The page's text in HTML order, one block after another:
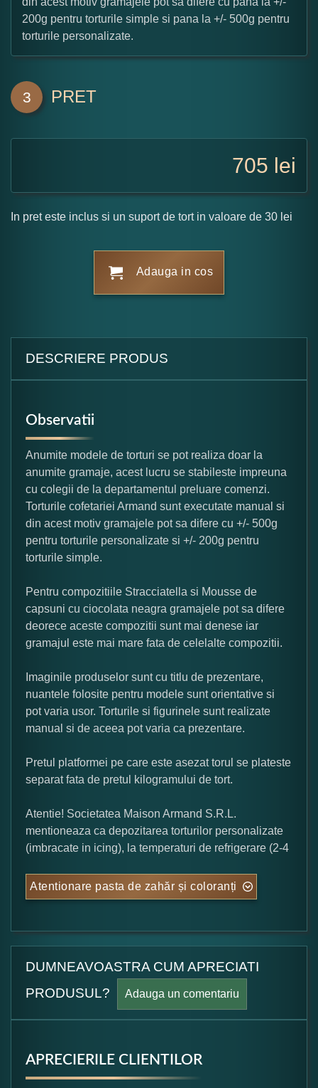
200g pentru torturile simple si pana la +/- 500g pentru
torturile personalizate.
3 PRET
705 lei
In pret este inclus si un suport de tort in valoare de 30 lei
Adauga in cos
DESCRIERE PRODUS
Observatii
Anumite modele de torturi se pot realiza doar la
anumite gramaje, acest lucru se stabileste impreuna
cu colegii de la departamentul preluare comenzi.
Torturile cofetariei Armand sunt executate manual si
din acest motiv gramajele pot sa difere cu +/- 500g
pentru torturile personalizate si +/- 200g pentru
torturile simple.
Pentru compozitiile Stracciatella si Mousse de
capsuni cu ciocolata neagra gramajele pot sa difere
deorece aceste compozitii sunt mai denese iar
gramajul este mai mare fata de celelalte compozitii.
Imaginile produselor sunt cu titlu de prezentare,
nuantele folosite pentru modele sunt orientative si
pot varia usor. Torturile si figurinele sunt realizate
manual si de aceea pot varia ca prezentare.
Pretul platformei pe care este asezat torul se plateste
separat fata de pretul kilogramului de tort.
Atentie! Societatea Maison Armand S.R.L.
mentioneaza ca depozitarea torturilor personalizate
(imbracate in icing), la temperaturi de refrigerare (2-4
Atentionare pasta de zahăr și coloranți
DUMNEAVOASTRA CUM APRECIATI
PRODUSUL?
Adauga un comentariu
APRECIERILE CLIENTILOR